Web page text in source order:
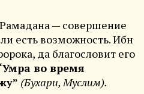
— совершение
есть возможность. Ибн
да благословит его
во время
(Бухари, Муслим).